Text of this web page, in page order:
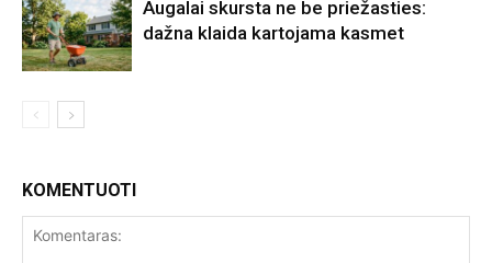
Augalai skursta ne be priežasties:
dažna klaida kartojama kasmet
KOMENTUOTI